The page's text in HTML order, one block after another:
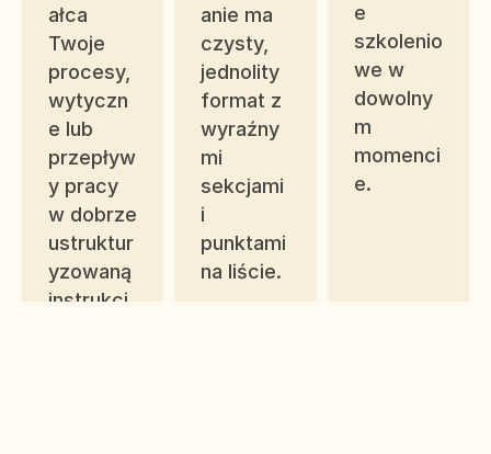
ałca
Twoje
procesy,
wytyczn
e lub
przepływ
y pracy
w dobrze
ustruktur
yzowaną
instrukcj
anie ma
czysty,
jednolity
format z
wyraźny
mi
sekcjami
i
punktami
na liście.
e
szkolenio
we w
dowolny
m
momenci
e.